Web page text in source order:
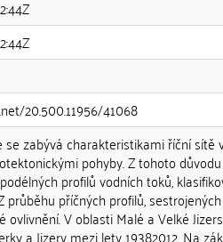
20.500.11956/41068
zabývá charakteristikami říční sítě
pohyby. Z tohoto
profilů vodních toků,
průběhu příčných profilů,
ovlivnění. V oblasti Malé a Velké
a Jizery mezi lety 19382012. Na